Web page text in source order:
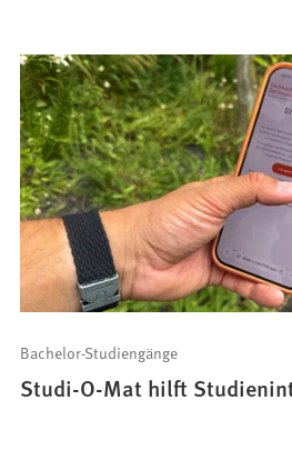
Bachelor-Studiengänge
Studi-O-Mat hilft